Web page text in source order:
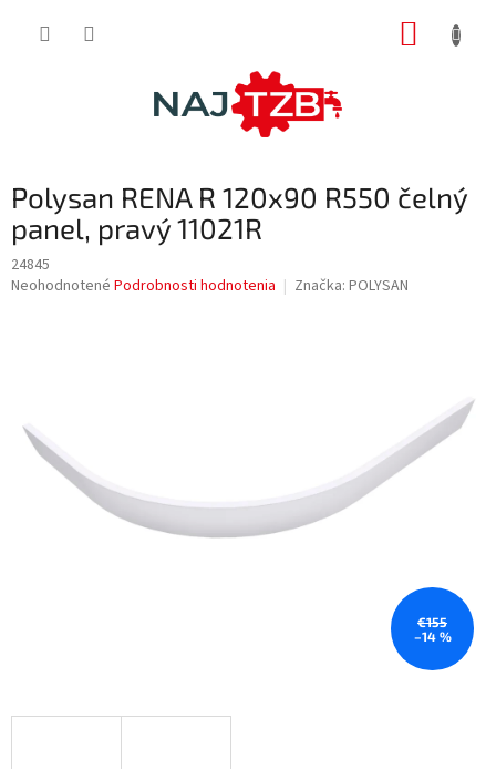
Polysan RENA R 120x90 R550 čelný
panel, pravý 11021R
24845
Priemerné
hviezdičiek.
Neohodnotené Podrobnosti hodnotenia Značka: POLYSAN
€155
–14 %